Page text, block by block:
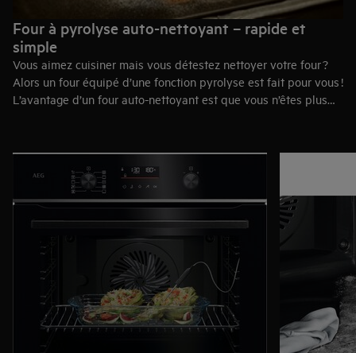
Four à pyrolyse auto-nettoyant – rapide et
simple
Vous aimez cuisiner mais vous détestez nettoyer votre four ?
Alors un four équipé d’une fonction pyrolyse est fait pour vous !
L’avantage d’un four auto-nettoyant est que vous n’êtes plus